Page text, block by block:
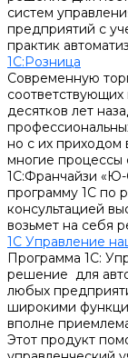
систем
предприятий с
практик
1С:Розница
Современную
десятков лет
но с их
многие процессы
1С:Франчайзи «Ю-
программу 1С по
консультацией
возьмет на себя
1С Управление
Программа 1С:
решение для
любых
широкими
вполне
Этот продукт